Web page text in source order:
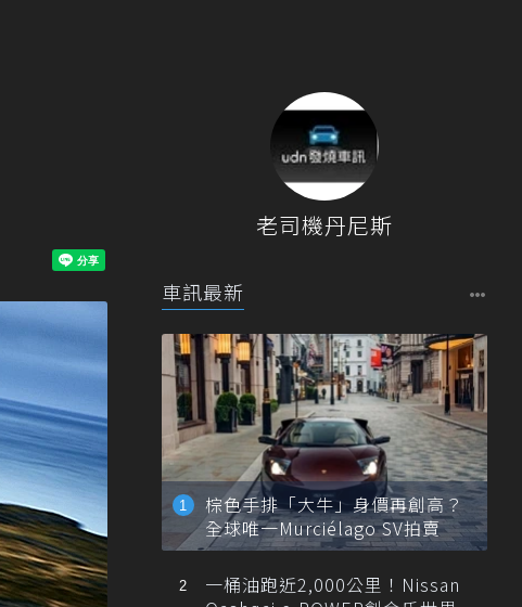
老司機丹尼斯
車訊最新
棕色手排「大牛」身價再創高？
全球唯一Murciélago SV拍賣
一桶油跑近2,000公里！Nissan